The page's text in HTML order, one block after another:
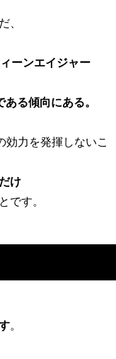
、
ーンエイジャー
る傾向にある。
効力を発揮しないこ
け
です。